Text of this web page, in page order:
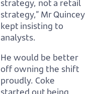
strategy, not a retail
strategy,” Mr Quincey
kept insisting to
analysts.
He would be better
off owning the shift
proudly. Coke
started out being